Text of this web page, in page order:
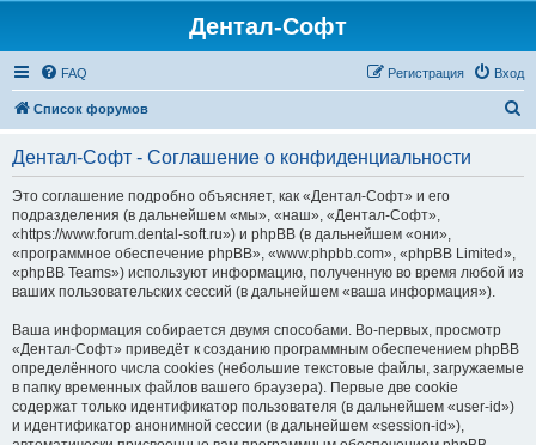
Дентал-Софт
FAQ Вход
Регистрация
Список форумов
Дентал-Софт - Соглашение о конфиденциальности
Это соглашение подробно объясняет, как «Дентал-Софт» и его
подразделения (в дальнейшем «мы», «наш», «Дентал-Софт»,
«https://www.forum.dental-soft.ru») и phpBB (в дальнейшем «они»,
«программное обеспечение phpBB», «www.phpbb.com», «phpBB Limited»,
«phpBB Teams») используют информацию, полученную во время любой из
ваших пользовательских сессий (в дальнейшем «ваша информация»).
Ваша информация собирается двумя способами. Во-первых, просмотр
«Дентал-Софт» приведёт к созданию программным обеспечением phpBB
определённого числа cookies (небольшие текстовые файлы, загружаемые
в папку временных файлов вашего браузера). Первые две cookie
содержат только идентификатор пользователя (в дальнейшем «user-id»)
и идентификатор анонимной сессии (в дальнейшем «session-id»),